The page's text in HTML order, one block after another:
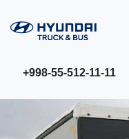
+998-55-512-11-11